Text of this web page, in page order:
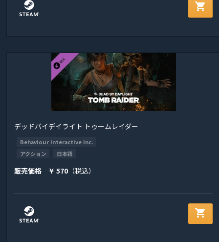
shopping_cart
デッドバイデイライト トゥームレイダー
Behaviour Interactive Inc.
アクション
日本語
販売価格 ￥ 570 （税込）
shopping_cart